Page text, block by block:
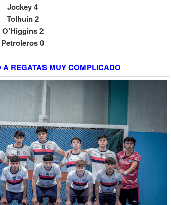
Jockey 4
Tolhuin 2
O’Higgins 2
Petroleros 0
REGATAS MUY COMPLICADO